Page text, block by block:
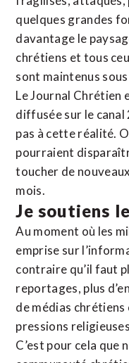
quelques grandes
davantage le
chrétiens et tous
sont maintenus
Le Journal Chrétien
diffusée sur le canal
pas à cette réalité.
pourraient
toucher de
mois.
Je soutiens
Au moment où les
emprise sur
contraire qu’il faut
reportages, plus
de médias chrétiens
pressions
C’est pour cela que